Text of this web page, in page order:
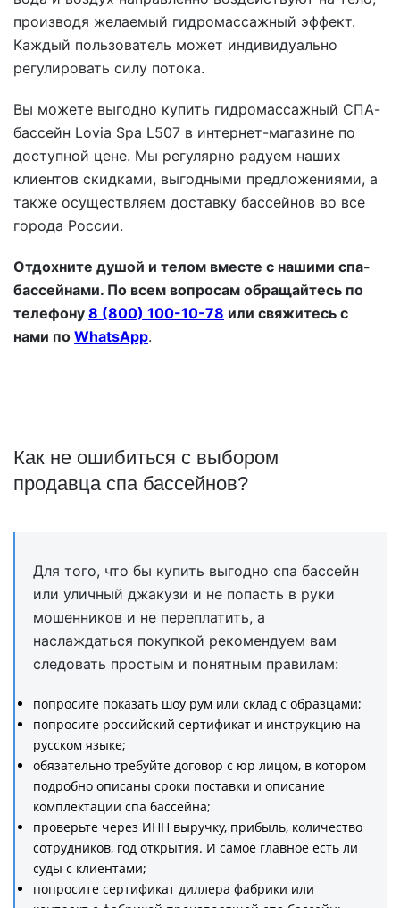
производя желаемый гидромассажный эффект.
Каждый пользователь может индивидуально
регулировать силу потока.
Вы можете выгодно купить гидромассажный СПА-
бассейн Lovia Spa L507 в интернет-магазине по
доступной цене. Мы регулярно радуем наших
клиентов скидками, выгодными предложениями, а
также осуществляем доставку бассейнов во все
города России.
Отдохните душой и телом вместе с нашими спа-
бассейнами. По всем вопросам обращайтесь по
телефону 8 (800) 100-10-78 или свяжитесь с
нами по WhatsApp.
Как не ошибиться с выбором
продавца спа бассейнов?
Для того, что бы купить выгодно спа бассейн
или уличный джакузи и не попасть в руки
мошенников и не переплатить, а
наслаждаться покупкой рекомендуем вам
следовать простым и понятным правилам:
попросите показать шоу рум или склад с образцами;
попросите российский сертификат и инструкцию на
русском языке;
обязательно требуйте договор с юр лицом, в котором
подробно описаны сроки поставки и описание
комплектации спа бассейна;
проверьте через ИНН выручку, прибыль, количество
сотрудников, год открытия. И самое главное есть ли
суды с клиентами;
попросите сертификат диллера фабрики или